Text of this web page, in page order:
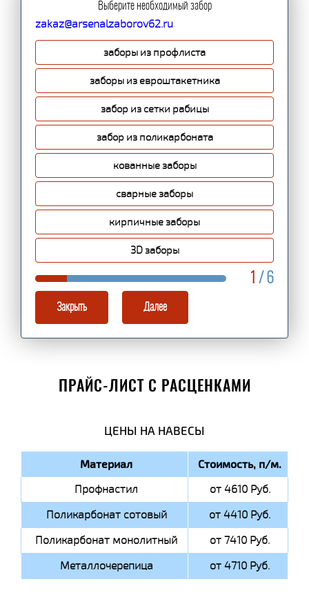
Выберите необходимый забор
zakaz@arsenalzaborov62.ru
заборы из профлиста
заборы из евроштакетника
забор из сетки рабицы
забор из поликарбоната
кованные заборы
сварные заборы
кирпичные заборы
3D заборы
1 / 6
Закрыть Далее
ПРАЙС-ЛИСТ С РАСЦЕНКАМИ
ЦЕНЫ НА НАВЕСЫ
Материал Стоимость, п/м.
Профнастил
от 4610 Руб.
Поликарбонат сотовый
от 4410 Руб.
Поликарбонат монолитный
от 7410 Руб.
Металлочерепица
от 4710 Руб.